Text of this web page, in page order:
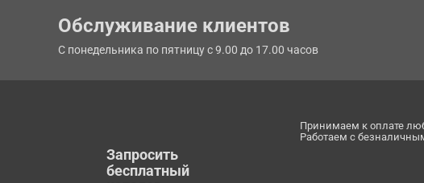
Обслуживание клиентов
С понедельника по пятницу с 9.00 до 17.00 часов
Запросить
бесплатный
Принимаем к оплате
Работаем с